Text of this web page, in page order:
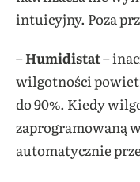
intuicyjny. Poza
–Humidistat–
wilgotności
do 90%. Kiedy
zaprogramowaną
automatycznie